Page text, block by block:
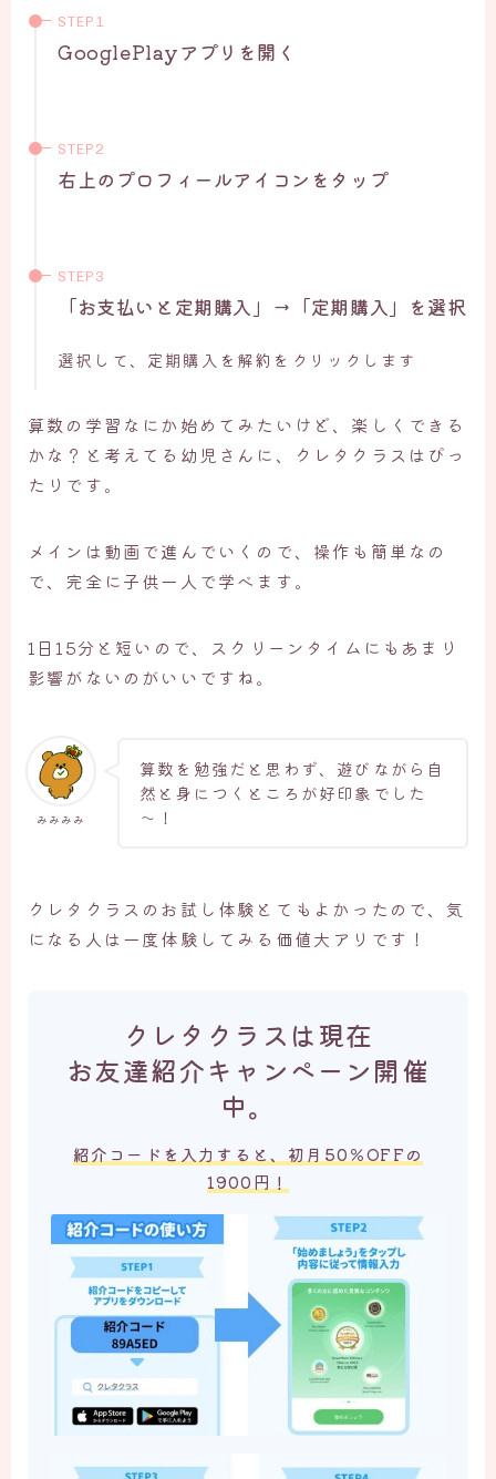
GooglePlayアプリを開く
右上のプロフィールアイコンをタップ
「お支払いと定期購入」→「定期購入」を選択
選択して、定期購入を解約をクリックします
算数の学習なにか始めてみたいけど、楽しくできる
かな？と考えてる幼児さんに、クレタクラスはぴっ
たりです。
メインは動画で進んでいくので、操作も簡単なの
で、完全に子供一人で学べます。
1日15分と短いので、スクリーンタイムにもあまり
影響がないのがいいですね。
みみみみ
算数を勉強だと思わず、遊びながら自
然と身につくところが好印象でした
～！
クレタクラスのお試し体験とてもよかったので、気
になる人は一度体験してみる価値大アリです！
クレタクラスは現在
お友達紹介キャンペーン開催
中。
紹介コードを入力すると、初月50％OFFの
1900円！